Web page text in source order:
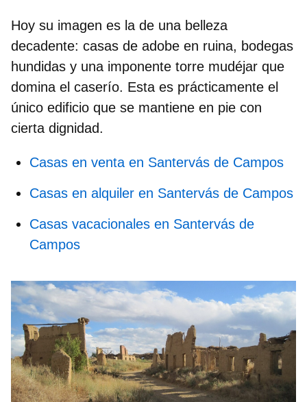
Hoy su imagen es la de una belleza
decadente: casas de adobe en ruina, bodegas
hundidas y una imponente torre mudéjar que
domina el caserío. Esta es prácticamente el
único edificio que se mantiene en pie con
cierta dignidad.
Casas en venta en Santervás de Campos
Casas en alquiler en Santervás de Campos
Casas vacacionales en Santervás de
Campos